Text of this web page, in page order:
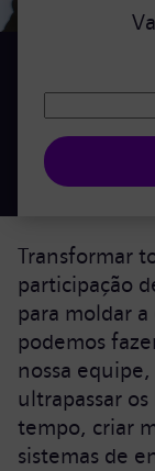
Transformar
participação
para moldar
podemos
nossa
ultrapassar
tempo, criar
sistemas de